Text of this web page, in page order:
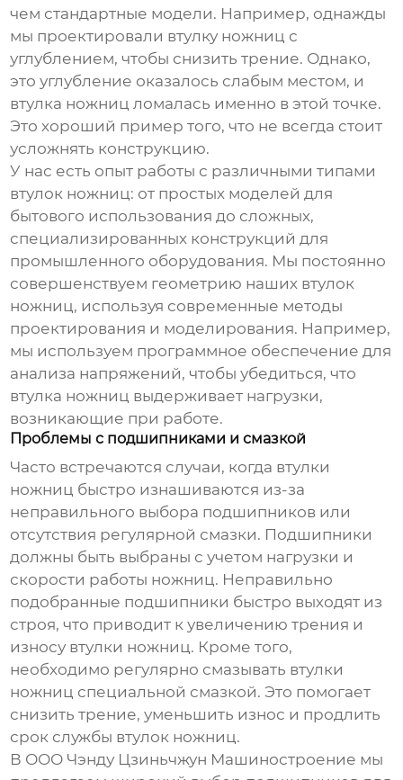
чем стандартные модели. Например, однажды
мы проектировали втулку ножниц с
углублением, чтобы снизить трение. Однако,
это углубление оказалось слабым местом, и
втулка ножниц ломалась именно в этой точке.
Это хороший пример того, что не всегда стоит
усложнять конструкцию.
У нас есть опыт работы с различными типами
втулок ножниц: от простых моделей для
бытового использования до сложных,
специализированных конструкций для
промышленного оборудования. Мы постоянно
совершенствуем геометрию наших втулок
ножниц, используя современные методы
проектирования и моделирования. Например,
мы используем программное обеспечение для
анализа напряжений, чтобы убедиться, что
втулка ножниц выдерживает нагрузки,
возникающие при работе.
Проблемы с подшипниками и смазкой
Часто встречаются случаи, когда втулки
ножниц быстро изнашиваются из-за
неправильного выбора подшипников или
отсутствия регулярной смазки. Подшипники
должны быть выбраны с учетом нагрузки и
скорости работы ножниц. Неправильно
подобранные подшипники быстро выходят из
строя, что приводит к увеличению трения и
износу втулки ножниц. Кроме того,
необходимо регулярно смазывать втулки
ножниц специальной смазкой. Это помогает
снизить трение, уменьшить износ и продлить
срок службы втулок ножниц.
В ООО Чэнду Цзиньчжун Машиностроение мы